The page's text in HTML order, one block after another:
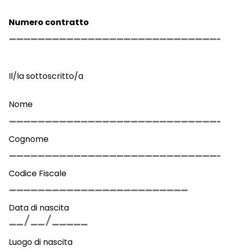
Numero contratto
Il/la sottoscritto/a
Nome
Cognome
Codice Fiscale
Data di nascita
Luogo di nascita